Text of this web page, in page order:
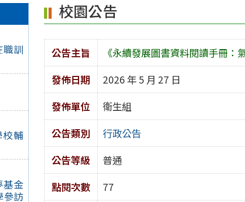
訓
輔
基金
參訪
校園公告
公告主旨
《永續發展圖書資料閱讀手冊
發佈日期
2026 年 5 月 27 日
發佈單位
衛生組
公告類別
行政公告
公告等級
普通
點閱次數
77